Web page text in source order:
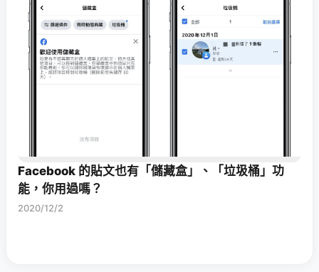
Facebook 的貼文也有「儲藏盒」、「垃圾桶」功
能，你用過嗎？
2020/12/2